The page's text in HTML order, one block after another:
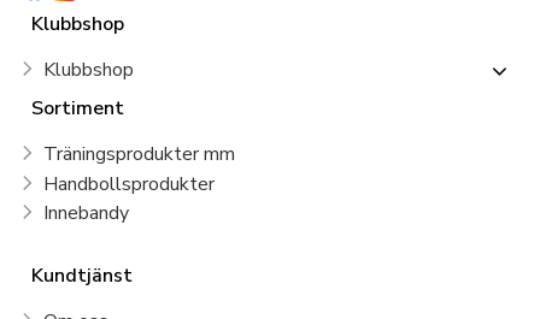
Klubbshop
Klubbshop
Sortiment
Träningsprodukter mm
Handbollsprodukter
Innebandy
Kundtjänst